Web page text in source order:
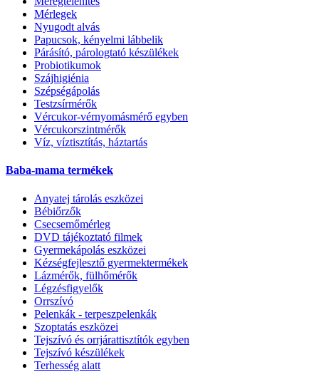
Mérlegek
Nyugodt alvás
Papucsok, kényelmi lábbelik
Párásító, párologtató készülékek
Probiotikumok
Szájhigiénia
Szépségápolás
Testzsírmérők
Vércukor-vérnyomásmérő egyben
Vércukorszintmérők
Víz, víztisztítás, háztartás
Baba-mama termékek
Anyatej tárolás eszközei
Bébiőrzők
Csecsemőmérleg
DVD tájékoztató filmek
Gyermekápolás eszközei
Kézségfejlesztő gyermektermékek
Lázmérők, fülhőmérők
Légzésfigyelők
Orrszívó
Pelenkák - terpeszpelenkák
Szoptatás eszközei
Tejszívó és orrjárattisztítók egyben
Tejszívó készülékek
Terhesség alatt